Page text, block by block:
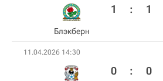
Блэкберн
1 : 1
11.04.2026 14:30
0 : 0